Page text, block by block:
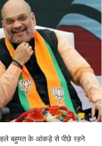
बहुमत के आंकड़े से पीछे रहने